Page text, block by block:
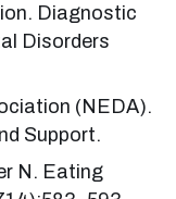
Diagnostic
Disorders
(NEDA).
Support.
N. Eating